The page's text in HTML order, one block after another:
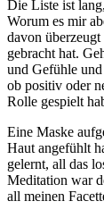
Die Liste ist
Worum es mir
davon
gebracht hat.
und Gefühle
ob positiv oder
Rolle gespielt
Eine Maske
Haut angefühlt
gelernt, all das
Meditation war
all meinen